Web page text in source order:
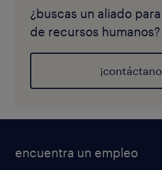
¿buscas un aliado
de recursos humanos?
encuentra un empleo